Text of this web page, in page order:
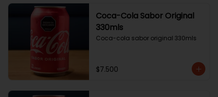
Coca-Cola Sabor Original
330mls
Coca-cola sabor original 330mls
$7.500